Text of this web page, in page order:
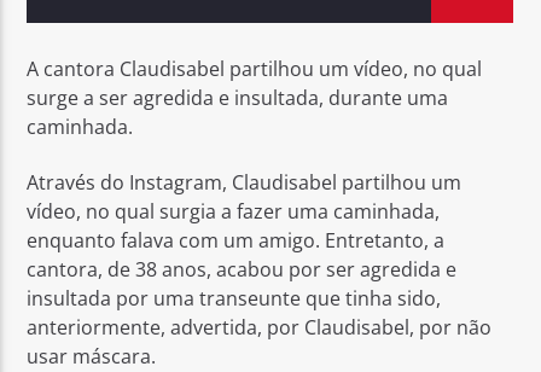
Rádio No ar
A cantora Claudisabel partilhou um vídeo, no qual
surge a ser agredida e insultada, durante uma
caminhada.
Através do Instagram, Claudisabel partilhou um
vídeo, no qual surgia a fazer uma caminhada,
enquanto falava com um amigo. Entretanto, a
cantora, de 38 anos, acabou por ser agredida e
insultada por uma transeunte que tinha sido,
anteriormente, advertida, por Claudisabel, por não
usar máscara.